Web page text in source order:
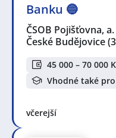
Banku 🔵
ČSOB Pojišťovna,
České Budějovice
45 000 – 70 000
Vhodné také
včerejší